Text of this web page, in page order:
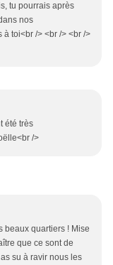
tu pourrais après
nos
toi<br /> <br /> <br />
été très
/>
beaux quartiers ! Mise
que ce sont de
su à ravir nous les